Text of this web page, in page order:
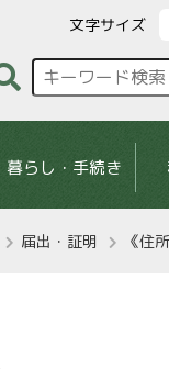
文字サイズ
暮らし・手続き
届出・証明 《住